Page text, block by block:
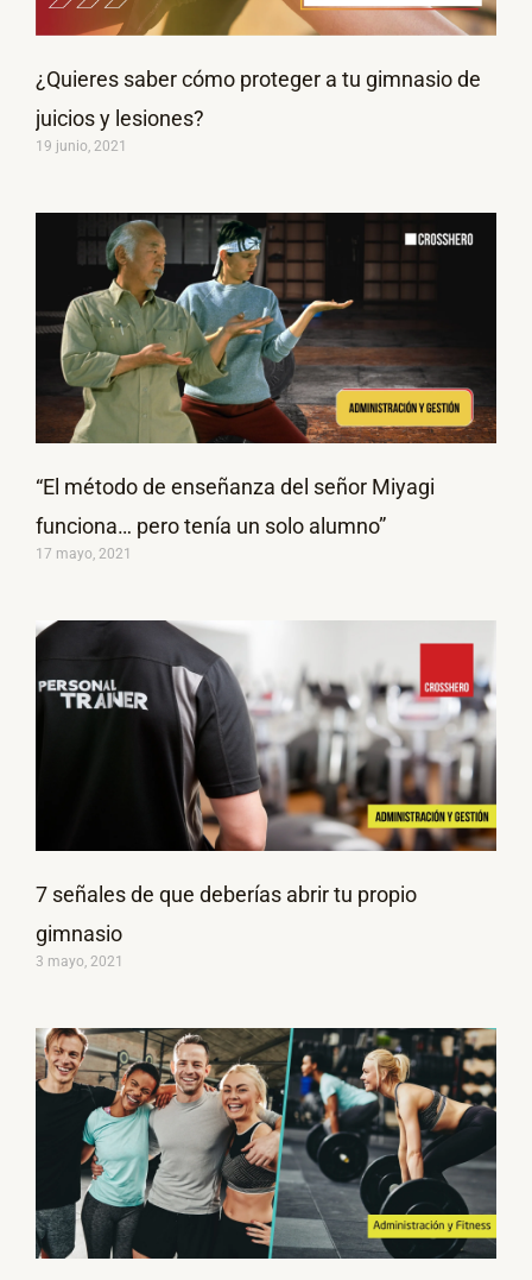
¿Quieres saber cómo proteger a tu gimnasio de
juicios y lesiones?
19 junio, 2021
“El método de enseñanza del señor Miyagi
funciona… pero tenía un solo alumno”
17 mayo, 2021
7 señales de que deberías abrir tu propio
gimnasio
3 mayo, 2021